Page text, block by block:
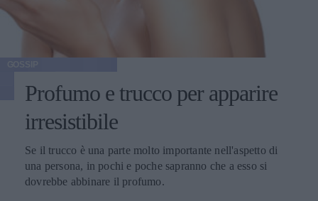
Profumo e trucco per apparire
irresistibile
Se il trucco è una parte molto importante nell'aspetto di
una persona, in pochi e poche sapranno che a esso si
dovrebbe abbinare il profumo.